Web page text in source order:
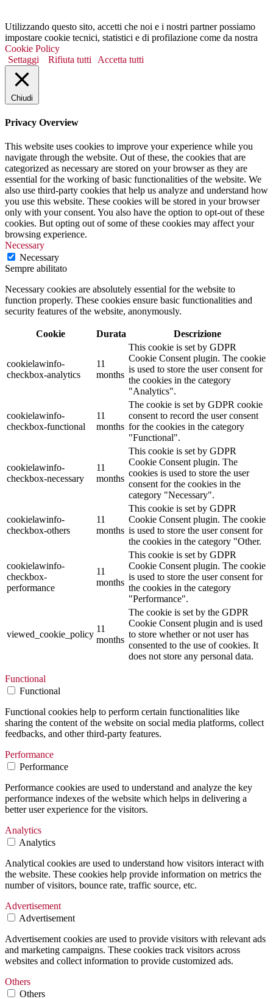
Utilizzando questo sito, accetti che noi e i nostri partner possiamo
impostare cookie tecnici, statistici e di profilazione come da nostra
Cookie Policy
Settaggi
Rifiuta tutti Accetta tutti
Chiudi
Privacy Overview
This website uses cookies to improve your experience while you
navigate through the website. Out of these, the cookies that are
categorized as necessary are stored on your browser as they are
essential for the working of basic functionalities of the website. We
also use third-party cookies that help us analyze and understand how
you use this website. These cookies will be stored in your browser
only with your consent. You also have the option to opt-out of these
cookies. But opting out of some of these cookies may affect your
browsing experience.
Necessary
Necessary
Sempre abilitato
Necessary cookies are absolutely essential for the website to
function properly. These cookies ensure basic functionalities and
security features of the website, anonymously.
Cookie Durata Descrizione
cookielawinfo-
checkbox-analytics
11
months
This cookie is set by GDPR
Cookie Consent plugin. The cookie
is used to store the user consent for
the cookies in the category
"Analytics".
cookielawinfo-
checkbox-functional
11
months
The cookie is set by GDPR cookie
consent to record the user consent
for the cookies in the category
"Functional".
cookielawinfo-
checkbox-necessary
11
months
This cookie is set by GDPR
Cookie Consent plugin. The
cookies is used to store the user
consent for the cookies in the
category "Necessary".
cookielawinfo-
checkbox-others
11
months
This cookie is set by GDPR
Cookie Consent plugin. The cookie
is used to store the user consent for
the cookies in the category "Other.
cookielawinfo-
checkbox-
performance
11
months
This cookie is set by GDPR
Cookie Consent plugin. The cookie
is used to store the user consent for
the cookies in the category
"Performance".
viewed_cookie_policy
11
months
The cookie is set by the GDPR
Cookie Consent plugin and is used
to store whether or not user has
consented to the use of cookies. It
does not store any personal data.
Functional
Functional
Functional cookies help to perform certain functionalities like
sharing the content of the website on social media platforms, collect
feedbacks, and other third-party features.
Performance
Performance
Performance cookies are used to understand and analyze the key
performance indexes of the website which helps in delivering a
better user experience for the visitors.
Analytics
Analytics
Analytical cookies are used to understand how visitors interact with
the website. These cookies help provide information on metrics the
number of visitors, bounce rate, traffic source, etc.
Advertisement
Advertisement
Advertisement cookies are used to provide visitors with relevant ads
and marketing campaigns. These cookies track visitors across
websites and collect information to provide customized ads.
Others
Others